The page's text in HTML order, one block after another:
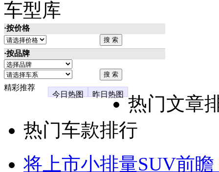
车型库
·按价格
·按品牌
精彩推荐
今日热图
昨日热图
热门文章
热门车款排行
将上市小排量SUV前